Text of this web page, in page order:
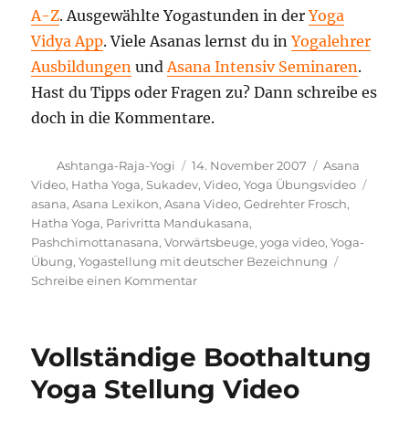
A-Z. Ausgewählte Yogastunden in derYoga
Vidya App. Viele Asanas lernst du inYogalehrer
Ausbildungen und Asana Intensiv Seminaren.
Hast du Tipps oder Fragen zu? Dann schreibe es
doch in die Kommentare.
Autor
Ashtanga-Raja-Yogi
Veröffentlicht
am
14. November 2007 Kategorien
Asana
Video, Hatha Yoga,Sukadev,Video,Yoga Übungsvideo
asana,Asana Lexikon,Asana Video,Gedrehter Frosch,
Hatha Yoga, Parivritta Mandukasana,
Pashchimottanasana,Vorwärtsbeuge,yoga video,Yoga-
Übung,Yogastellung mit deutscher Bezeichnung
Schreibe einen Kommentarzu
Haltung
Video
Vollständige Boothaltung
Yoga Stellung Video